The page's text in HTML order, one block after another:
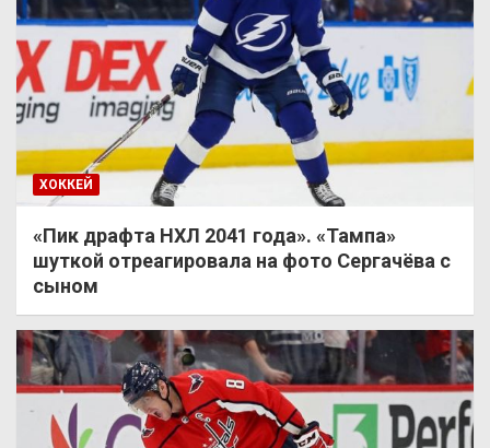
ХОККЕЙ
«Пик драфта НХЛ 2041 года». «Тампа»
шуткой отреагировала на фото Сергачёва с
сыном